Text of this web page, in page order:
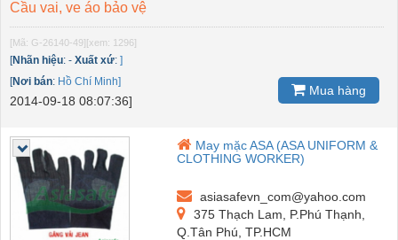
Cầu vai, ve áo bảo vệ
[Mã: G-26140-49][xem: 1296]
[Nhãn hiệu: - Xuất xứ: ]
[Nơi bán: Hồ Chí Minh]
2014-09-18 08:07:36]
Mua hàng
May mặc ASA (ASA UNIFORM &
CLOTHING WORKER)
asiasafevn_com@yahoo.com
375 Thạch Lam, P.Phú Thạnh,
Q.Tân Phú, TP.HCM